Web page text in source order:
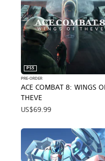
ACE COMBAT 8: WINGS
THEVE
PS5
PRE-ORDER
US$69.99